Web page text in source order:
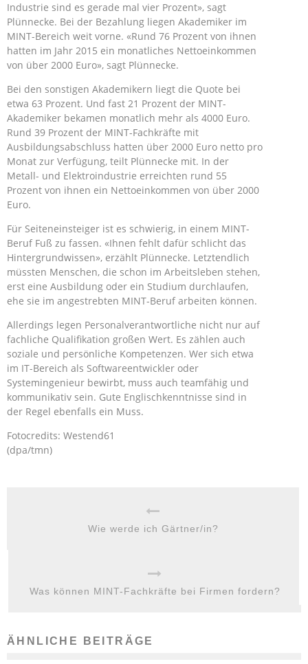
Industrie sind es gerade mal vier Prozent», sagt
Plünnecke. Bei der Bezahlung liegen Akademiker im
MINT-Bereich weit vorne. «Rund 76 Prozent von ihnen
hatten im Jahr 2015 ein monatliches Nettoeinkommen
von über 2000 Euro», sagt Plünnecke.
Bei den sonstigen Akademikern liegt die Quote bei
etwa 63 Prozent. Und fast 21 Prozent der MINT-
Akademiker bekamen monatlich mehr als 4000 Euro.
Rund 39 Prozent der MINT-Fachkräfte mit
Ausbildungsabschluss hatten über 2000 Euro netto pro
Monat zur Verfügung, teilt Plünnecke mit. In der
Metall- und Elektroindustrie erreichten rund 55
Prozent von ihnen ein Nettoeinkommen von über 2000
Euro.
Für Seiteneinsteiger ist es schwierig, in einem MINT-
Beruf Fuß zu fassen. «Ihnen fehlt dafür schlicht das
Hintergrundwissen», erzählt Plünnecke. Letztendlich
müssten Menschen, die schon im Arbeitsleben stehen,
erst eine Ausbildung oder ein Studium durchlaufen,
ehe sie im angestrebten MINT-Beruf arbeiten können.
Allerdings legen Personalverantwortliche nicht nur auf
fachliche Qualifikation großen Wert. Es zählen auch
soziale und persönliche Kompetenzen. Wer sich etwa
im IT-Bereich als Softwareentwickler oder
Systemingenieur bewirbt, muss auch teamfähig und
kommunikativ sein. Gute Englischkenntnisse sind in
der Regel ebenfalls ein Muss.
Fotocredits: Westend61
(dpa/tmn)
Wie werde ich Gärtner/in?
Was können MINT-Fachkräfte bei Firmen fordern?
ÄHNLICHE BEITRÄGE